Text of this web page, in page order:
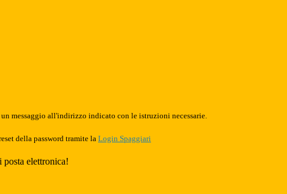
messaggio all'indirizzo indicato con le istruzioni necessarie.
della password tramite la Login Spaggiari
elettronica!